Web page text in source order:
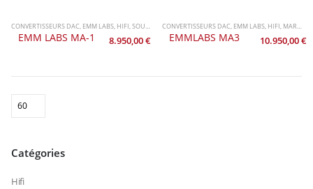
CONVERTISSEURS DAC, EMM LABS, HIFI,SOURCES
EMM LABS MA-1 8.950,00€
CONVERTISSEURS DAC, EMM LABS, HIFI, MARQUES
EMMLABS MA3 10.950,00€
Catégories
Hifi